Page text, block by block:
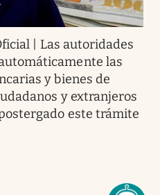
| Las autoridades
las
y bienes de
y extranjeros
este trámite